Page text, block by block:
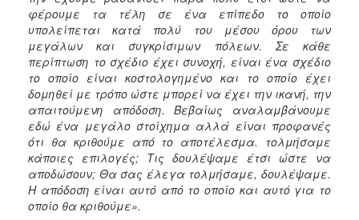
φέρουμε τα τέλη σε ένα επίπεδο το οποίο
υπολείπεται κατά πολύ του μέσου όρου των
μεγάλων και συγκρίσιμων πόλεων. Σε κάθε
περίπτωση το σχέδιο έχει συνοχή, είναι ένα σχέδιο
το οποίο είναι κοστολογημένο και το οποίο έχει
δομηθεί με τρόπο ώστε μπορεί να έχει την ικανή, την
απαιτούμενη απόδοση. Βεβαίως αναλαμβάνουμε
εδώ ένα μεγάλο στοίχημα αλλά είναι προφανές
ότι θα κριθούμε από το αποτέλεσμα. τολμήσαμε
κάποιες επιλογές; Τις δουλέψαμε έτσι ώστε να
αποδώσουν; Θα σας έλεγα τολμήσαμε, δουλέψαμε.
Η απόδοση είναι αυτό από το οποίο και αυτό για το
οποίο θα κριθούμε».